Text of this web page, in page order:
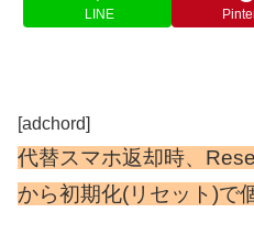
LINE
[adchord]
代替スマホ返却時、
から初期化(リセット)で